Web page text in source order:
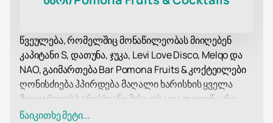
წვეულება, რომელშიც მონაწილეობას მიიღებენ
კაპიტანი S, დათუნა, ჯუკა, Levi Love Disco, Melqo და
NAO, გაიმართება Bar Pomona Fruits & კოქტეილები
ღონისძიება ჰპირდება მაღალი ხარისხის ყველა
მოყვარულს ხარისხიანი მუსიკისა და დაუვიწყარი
საღამოებისთვის. თითოეულ მოწვეულ
წაიკითხე მეტი...